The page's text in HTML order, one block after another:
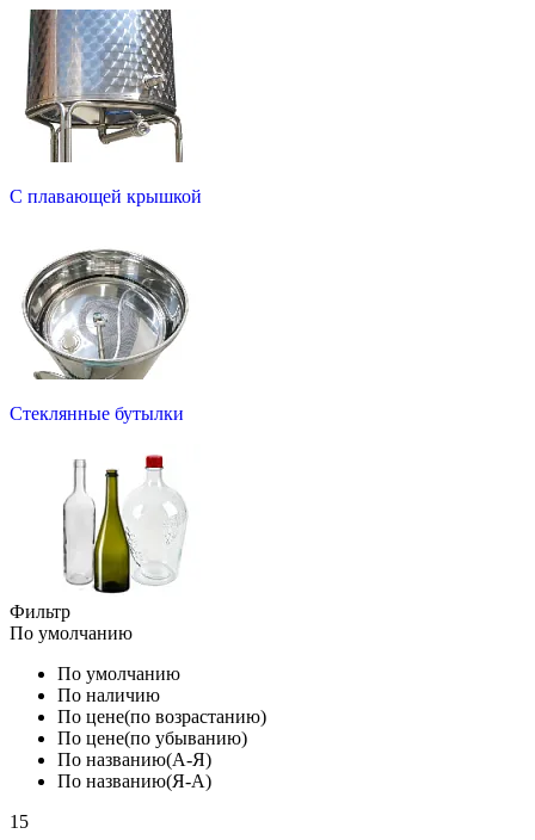
С плавающей крышкой
Стеклянные бутылки
Фильтр
По умолчанию
По умолчанию
По наличию
По цене(по возрастанию)
По цене(по убыванию)
По названию(А-Я)
По названию(Я-А)
15